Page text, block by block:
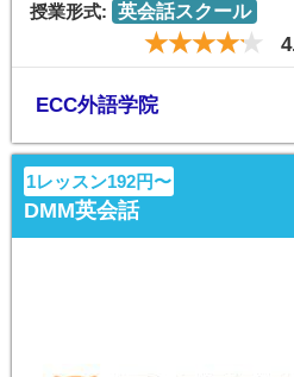
授業形式: 英会話スクール
ECC外語学院
1レッスン192円〜
DMM英会話